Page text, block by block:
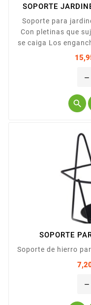
SOPORTE
Soporte para
Con pletinas que
se caiga Los
para
remove

SOPORTE
Soporte de hierro
remove